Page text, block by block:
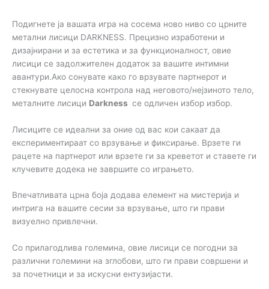
Подигнете ја вашата игра на сосема ново ниво со црните
метални лисици DARKNESS. Прецизно изработени и
дизајнирани и за естетика и за функционалност, овие
лисици се задолжителен додаток за вашите интимни
авантури.Ако сонувате како го врзувате партнерот и
стекнувате целосна контрола над неговото/нејзиното тело,
металните лисици Darkness се одличен избор избор.
Лисиците се идеални за оние од вас кои сакаат да
експериментираат со врзување и фиксирање. Врзете ги
рацете на партнерот или врзете ги за креветот и ставете ги
клучевите додека не завршите со играњето.
Впечатливата црна боја додава елемент на мистерија и
интрига на вашите сесии за врзување, што ги прави
визуелно привлечни.
Со прилагодлива големина, овие лисици се погодни за
различни големини на зглобови, што ги прави совршени и
за почетници и за искусни ентузијасти.